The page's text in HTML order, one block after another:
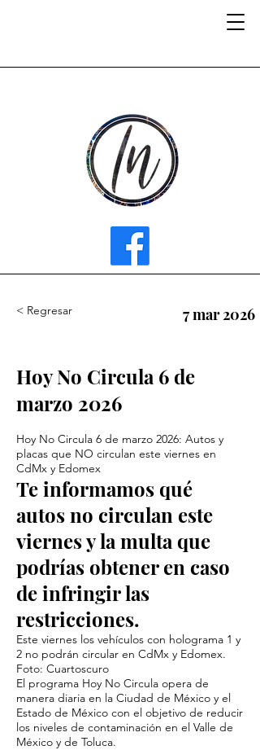
< Regresar 7 mar 2026
Hoy No Circula 6 de
marzo 2026
Hoy No Circula 6 de marzo 2026: Autos y
placas que NO circulan este viernes en
CdMx y Edomex
Te informamos qué
autos no circulan este
viernes y la multa que
podrías obtener en caso
de infringir las
restricciones.
Este viernes los vehículos con holograma 1 y
2 no podrán circular en CdMx y Edomex.
Foto: Cuartoscuro
El programa Hoy No Circula opera de
manera diaria en la Ciudad de México y el
Estado de México con el objetivo de reducir
los niveles de contaminación en el Valle de
México y de Toluca.